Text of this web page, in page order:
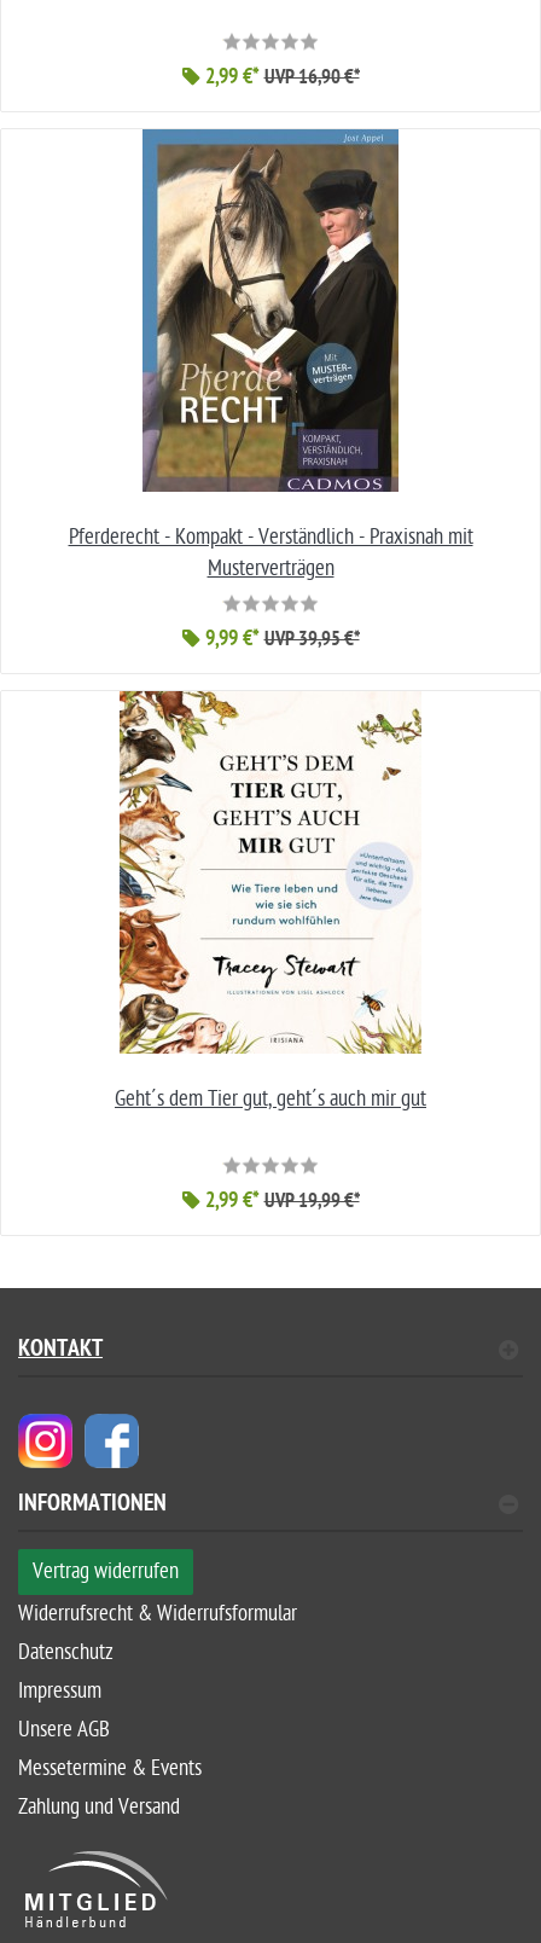
2,99 €* UVP 16,90 €*
Pferderecht - Kompakt - Verständlich - Praxisnah mit
Musterverträgen
9,99 €* UVP 39,95 €*
Geht´s dem Tier gut, geht´s auch mir gut
2,99 €* UVP 19,99 €*
KONTAKT
INFORMATIONEN
Vertrag widerrufen
Widerrufsrecht & Widerrufsformular
Datenschutz
Impressum
Unsere AGB
Messetermine & Events
Zahlung und Versand